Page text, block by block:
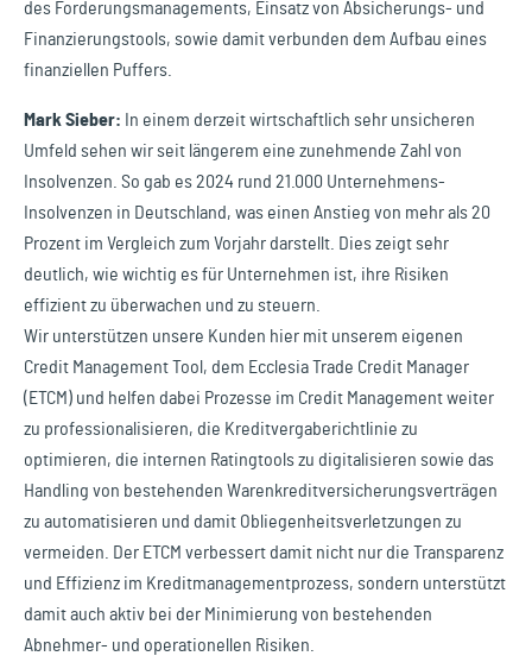
des Forderungsmanagements, Einsatz von Absicherungs- und
Finanzierungstools, sowie damit verbunden dem Aufbau eines
finanziellen Puffers.
Mark Sieber: In einem derzeit wirtschaftlich sehr unsicheren
Umfeld sehen wir seit längerem eine zunehmende Zahl von
Insolvenzen. So gab es 2024 rund 21.000 Unternehmens-
Insolvenzen in Deutschland, was einen Anstieg von mehr als 20
Prozent im Vergleich zum Vorjahr darstellt. Dies zeigt sehr
deutlich, wie wichtig es für Unternehmen ist, ihre Risiken
effizient zu überwachen und zu steuern.
Wir unterstützen unsere Kunden hier mit unserem eigenen
Credit Management Tool, dem Ecclesia Trade Credit Manager
(ETCM) und helfen dabei Prozesse im Credit Management weiter
zu professionalisieren, die Kreditvergaberichtlinie zu
optimieren, die internen Ratingtools zu digitalisieren sowie das
Handling von bestehenden Warenkreditversicherungsverträgen
zu automatisieren und damit Obliegenheitsverletzungen zu
vermeiden. Der ETCM verbessert damit nicht nur die Transparenz
und Effizienz im Kreditmanagementprozess, sondern unterstützt
damit auch aktiv bei der Minimierung von bestehenden
Abnehmer- und operationellen Risiken.